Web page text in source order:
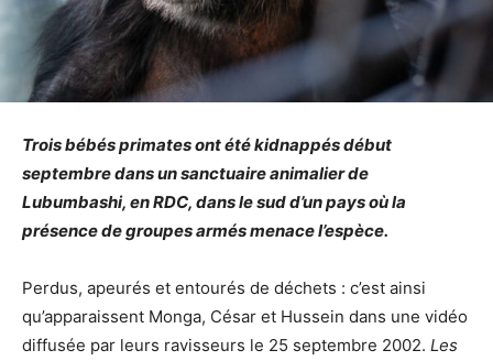
Trois bébés primates ont été kidnappés début
septembre dans un sanctuaire animalier de
Lubumbashi, en RDC, dans le sud d’un pays où la
présence de groupes armés menace l’espèce.
Perdus, apeurés et entourés de déchets : c’est ainsi
qu’apparaissent Monga, César et Hussein dans une vidéo
diffusée par leurs ravisseurs le 25 septembre 2002. Les